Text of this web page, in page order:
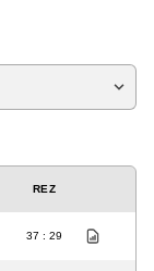
REZ
37 : 29